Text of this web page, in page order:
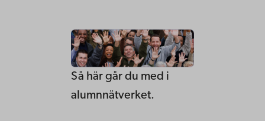
Så här går du med i
alumnnätverket.